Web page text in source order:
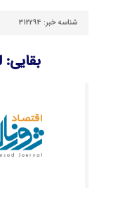
شناسه خبر: 312294